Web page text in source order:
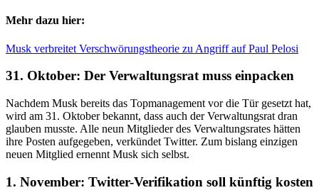
Mehr dazu hier:
Musk verbreitet Verschwörungstheorie zu Angriff auf Paul Pelosi
31. Oktober: Der Verwaltungsrat muss einpacken
Nachdem Musk bereits das Topmanagement vor die Tür gesetzt hat,
wird am 31. Oktober bekannt, dass auch der Verwaltungsrat dran
glauben musste. Alle neun Mitglieder des Verwaltungsrates hätten
ihre Posten aufgegeben, verkündet Twitter. Zum bislang einzigen
neuen Mitglied ernennt Musk sich selbst.
1. November: Twitter-Verifikation soll künftig kosten